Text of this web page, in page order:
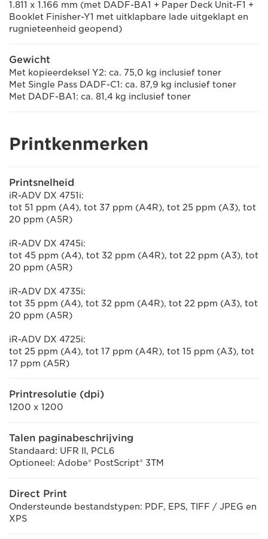
1.811 x 1.166 mm (met DADF-BA1 + Paper Deck Unit-F1 +
Booklet Finisher-Y1 met uitklapbare lade uitgeklapt en
rugnieteenheid geopend)
Gewicht
Met kopieerdeksel Y2: ca. 75,0 kg inclusief toner
Met Single Pass DADF-C1: ca. 87,9 kg inclusief toner
Met DADF-BA1: ca. 81,4 kg inclusief toner
Printkenmerken
Printsnelheid
iR-ADV DX 4751i:
tot 51 ppm (A4), tot 37 ppm (A4R), tot 25 ppm (A3), tot
20 ppm (A5R)
iR-ADV DX 4745i:
tot 45 ppm (A4), tot 32 ppm (A4R), tot 22 ppm (A3), tot
20 ppm (A5R)
iR-ADV DX 4735i:
tot 35 ppm (A4), tot 32 ppm (A4R), tot 22 ppm (A3), tot
20 ppm (A5R)
iR-ADV DX 4725i:
tot 25 ppm (A4), tot 17 ppm (A4R), tot 15 ppm (A3), tot
17 ppm (A5R)
Printresolutie (dpi)
1200 x 1200
Talen paginabeschrijving
Standaard: UFR II, PCL6
Optioneel: Adobe® PostScript® 3TM
Direct Print
Ondersteunde bestandstypen: PDF, EPS, TIFF / JPEG en
XPS